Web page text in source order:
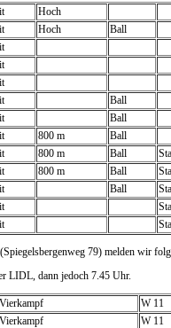
Hoch
Hoch
Ball
Ball
Ball
800 m
Ball
800 m Ball
800 m Ball
Ball
79) melden wir
LIDL, dann jedoch 7.45 Uhr.
Vierkampf
W 11
Vierkampf
W 11